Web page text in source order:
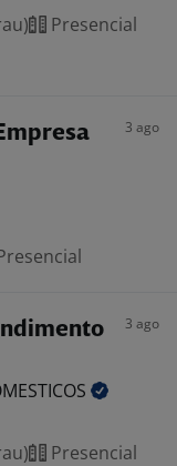
Presencial
3 ago
3 ago
Presencial